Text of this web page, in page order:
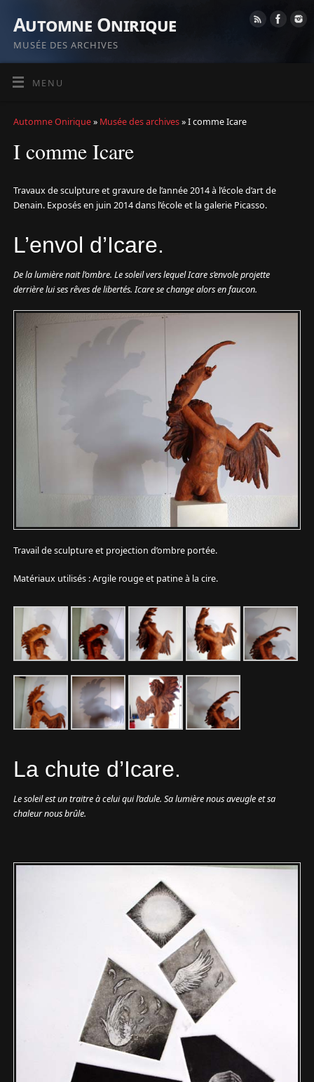
Automne Onirique
MUSÉE DES ARCHIVES
MENU
Automne Onirique» Musée des archives» I comme Icare
I comme Icare
Travaux de sculpture et gravure de l’année 2014 à l’école d’art de
Denain. Exposés en juin 2014 dans l’école et la galerie Picasso.
L’envol d’Icare.
De la lumière nait l’ombre. Le soleil vers lequel Icare s’envole projette
derrière lui ses rêves de libertés. Icare se change alors en faucon.
Travail de sculpture et projection d’ombre portée.
Matériaux utilisés : Argile rouge et patine à la cire.
La chute d’Icare.
Le soleil est un traitre à celui qui l’adule. Sa lumière nous aveugle et sa
chaleur nous brûle.